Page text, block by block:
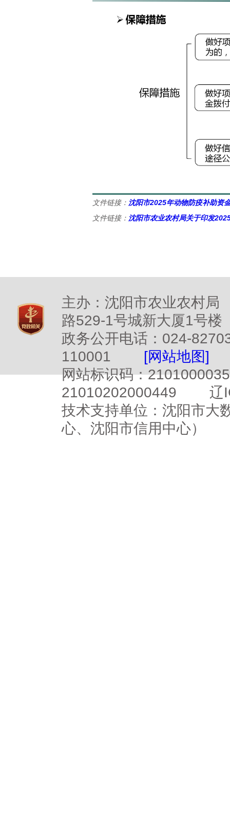
文件链接： 沈阳市2025年动物防疫补助资
文件链接： 沈阳市农业农村局关于印发
主办：沈阳市农业农村
路529-1号城新大厦1号楼
政务公开电话：024-
110001 [网站地图]
网站标识码：
21010202000449
辽
技术支持单位：沈阳市大
心、沈阳市信用中心）